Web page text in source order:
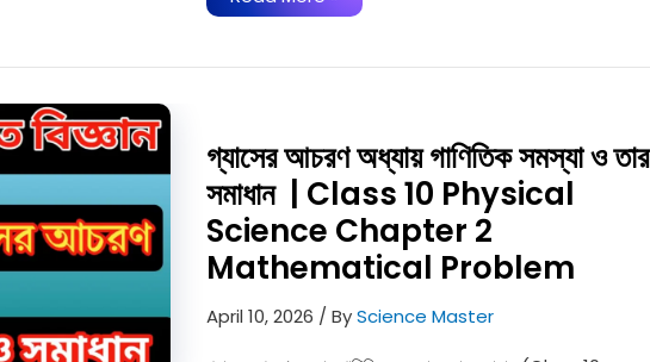
অধায়-
বিজ্ঞান
|
Madhyamik
physical
science
light
chapter
5
mathematical
গ্যাসের আচরণ অধ্যায় গাণিতিক সমস্যা ও তার
সমাধান | Class 10 Physical
Science Chapter 2
Mathematical Problem
April 10, 2026 / ByScience Master